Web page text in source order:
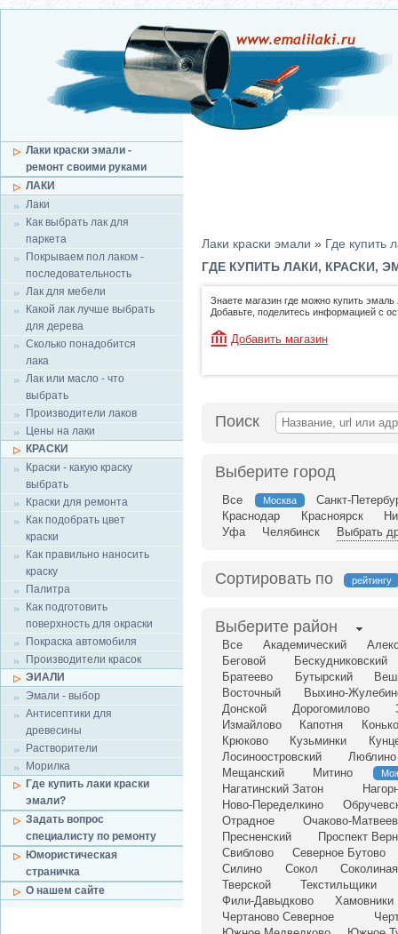
Лаки краски эмали -
ремонт своими руками
ЛАКИ
Лаки
Как выбрать лак для
паркета
Покрываем пол лаком -
последовательность
Лак для мебели
Какой лак лучше выбрать
для дерева
Сколько понадобится
лака
Лак или масло - что
выбрать
Производители лаков
Цены на лаки
КРАСКИ
Краски - какую краску
выбрать
Краски для ремонта
Как подобрать цвет
краски
Как правильно наносить
краску
Палитра
Как подготовить
поверхность для окраски
Покраска автомобиля
Производители красок
ЭИАЛИ
Эмали - выбор
Антисептики для
древесины
Растворители
Морилка
Где купить лаки краски
эмали?
Задать вопрос
специалисту по ремонту
Юмористическая
страничка
О нашем сайте
Лаки краски эмали » Где купить
ГДЕ КУПИТЬ ЛАКИ, КРАСКИ,
Знаете магазин где можно купить эмаль
Добавьте, поделитесь информацией с
Добавить магазин
Поиск
Выберите город
Все Москва
Санкт-
Краснодар
Красноярск
Уфа
Челябинск Выбрать
Сортировать по рейтингу
Выберите район
Все Академический
Беговой
Бескудниковский
Братеево
Бутырский
Восточный
Выхино-
Донской
Дорогомилово
Измайлово
Капотня
Крюково
Кузьминки
Лосиноостровский
Люблино
Мещанский
Митино
Нагатинский Затон
Ново-Переделкино
Отрадное
Очаково-
Пресненский
Проспект
Свиблово
Северное Бутово
Силино
Сокол
Тверской
Текстильщики
Фили-Давыдково
Хамовники
Чертаново Северное